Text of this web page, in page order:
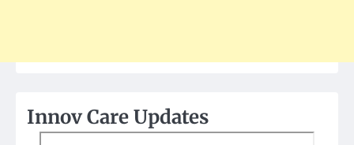
Innov Care Updates